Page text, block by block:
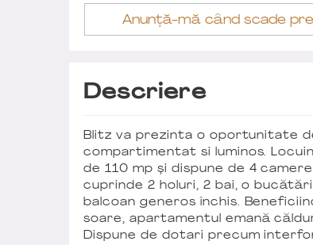
Anunță-mă când scade
Descriere
Blitz va prezinta o oportunitate
compartimentat si luminos.
de 110 mp și dispune de 4
cuprinde 2 holuri, 2 bai, o
balcoan generos închis.
soare, apartamentul emană
Dispune de dotari precum